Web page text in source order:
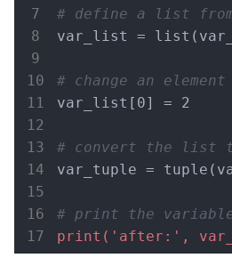
# define a list
var_list =
# change an element
var_list[0] = 2
# convert the list
var_tuple =
# print the
print('after:',